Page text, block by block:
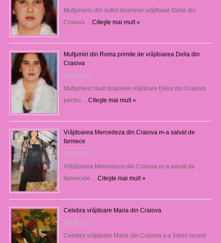
Mulţumesc din suflet doamnei vrăjitoare Delia din
Craiova …Citeşte mai mult »
Mulţumiri din Roma primite de vrăjitoarea Delia din
Craiova
06/08/2026
Mulţumesc mult doamnei vrăjitoare Delia din Craiova
pentru …Citeşte mai mult »
Vrăjitoarea Mercedeza din Craiova m-a salvat de
farmece
06/08/2026
Vrăjitoarea Mercedeza din Craiova m-a salvat de
farmecele …Citeşte mai mult »
Celebra vrăjitoare Maria din Craiova
06/08/2026
Celebra vrăjitoare Maria din Craiova s-a întors recent